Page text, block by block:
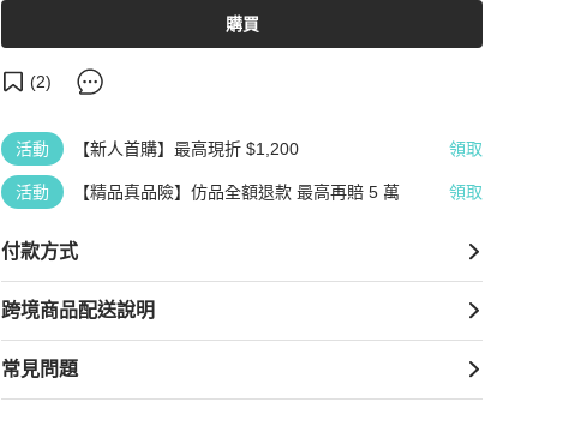
購買
(2)
活動 【新人首購】最高現折 $1,200 領取
活動 【精品真品險】仿品全額退款 最高再賠 5 萬 領取
付款方式
跨境商品配送說明
常見問題